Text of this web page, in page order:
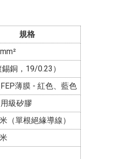
規格
銅，19/0.23）
薄膜 - 紅色、藍色
級矽膠
（單根絕緣導線）